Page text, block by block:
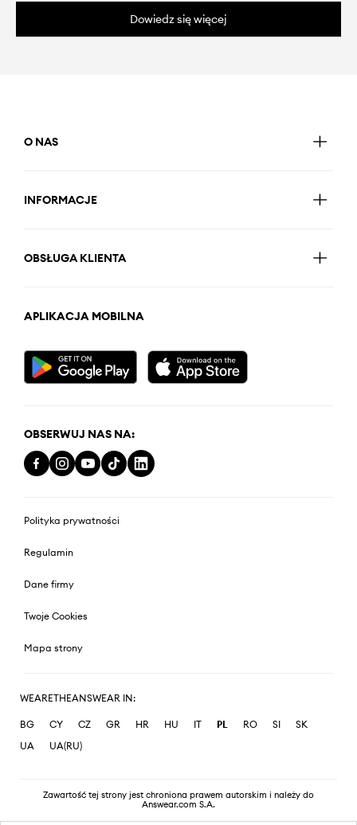
Dowiedz się więcej
O NAS
INFORMACJE
OBSŁUGA KLIENTA
APLIKACJA MOBILNA
OBSERWUJ NAS NA:
Polityka prywatności
Regulamin
Dane firmy
Twoje Cookies
Mapa strony
WEARETHEANSWEAR IN:
BG CY CZ GR HR HU IT PL RO SI
SK
UA
UA(RU)
Zawartość tej strony jest chroniona prawem autorskim i należy do
Answear.com S.A.